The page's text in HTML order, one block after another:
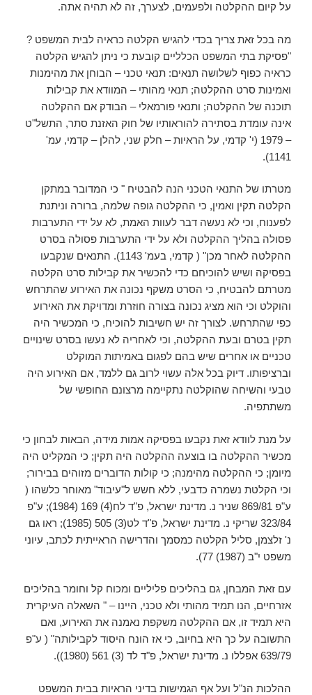
על קיום ההקלטה ולפעמים, לצערך, זה לא תהיה אתה.
מה בכל זאת צריך בכדי להגיש הקלטה כראיה לבית המשפט ?
"פסיקת בתי המשפט הכלליים קובעת כי ניתן להגיש הקלטה
כראיה כפוף לשלושה תנאים: תנאי טכני – הבוחן את מהימנות
ואמינות סרט ההקלטה; תנאי מהותי – המוודא את קבילות
תוכנה של ההקלטה; ותנאי פורמאלי – הבודק אם ההקלטה
אינה עומדת בסתירה להוראותיו של חוק האזנת סתר, התשל"ט
– 1979 (י' קדמי, על הראיות – חלק שני, להלן – קדמי, עמ'
1141).
מטרתו של התנאי הטכני הנה להבטיח " כי המדובר במתקן
הקלטה תקין ואמין, כי ההקלטה גופה שלמה, ברורה וניתנת
לפענוח, וכי לא נעשה דבר לעוות האמת, לא על ידי התערבות
פסולה בהליך ההקלטה ולא על ידי התערבות פסולה בסרט
ההקלטה לאחר מכן" ( קדמי, בעמ' 1143). התנאים שנקבעו
בפסיקה ושיש להוכיחם כדי להכשיר את קבילות סרט הקלטה
מטרתם להבטיח, כי הסרט משקף נכונה את האירוע שהתרחש
והוקלט וכי הוא מציג נכונה בצורה חוזרת ומדויקת את האירוע
כפי שהתרחש. לצורך זה יש חשיבות להוכיח, כי המכשיר היה
תקין בטרם ובעת ההקלטה, וכי לאחריה לא נעשו בסרט שינויים
טכניים או אחרים שיש בהם לפגום באמיתות המוקלט
וברציפותו. דיוק בכל אלה עשוי לרוב גם ללמד, אם האירוע היה
טבעי והשיחה שהוקלטה נתקיימה מרצונם החופשי של
משתתפיה.
על מנת לוודא זאת נקבעו בפסיקה אמות מידה, הבאות לבחון כי
מכשיר ההקלטה בו בוצעה ההקלטה היה תקין; כי המקליט היה
מיומן; כי ההקלטה מהימנה; כי קולות הדוברים מזוהים בבירור;
וכי הקלטת נשמרה כדבעי, ללא חשש ל"עיבוד" מאוחר כלשהו (
ע"פ 869/81 שניר נ. מדינת ישראל, פ"ד לח(4) 169 (1984); ע"פ
323/84 שריקי נ. מדינת ישראל, פ"ד לט(3) 505 (1985); ראו גם
נ' זלצמן, סליל הקלטה כמסמך והדרישה הראייתית לכתב, עיוני
משפט י"ב (1987) 77).
עם זאת המבחן, גם בהליכים פליליים ומכוח קל וחומר בהליכים
אזרחיים, הנו תמיד מהותי ולא טכני, היינו – " השאלה העיקרית
היא תמיד זו, אם ההקלטה משקפת נאמנה את האירוע, ואם
התשובה על כך היא בחיוב, כי אז הונח היסוד לקבילותה" ( ע"פ
639/79 אפללו נ. מדינת ישראל, פ"ד לד (3) 561 (1980)).
ההלכות הנ"ל ועל אף הגמישות בדיני הראיות בבית המשפט